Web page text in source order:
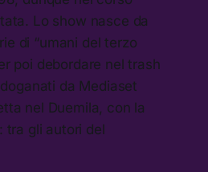
Lo show nasce da
di “umani del terzo
poi debordare nel trash
da Mediaset
nel Duemila, con la
tra gli autori del